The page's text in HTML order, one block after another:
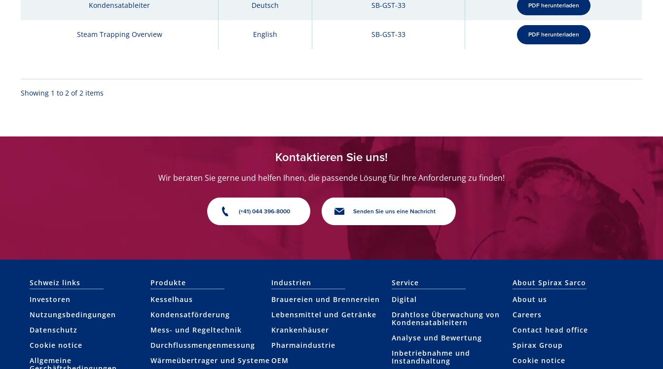
Kondensatableiter Deutsch SB-GST-33 PDF herunterladen
Steam Trapping Overview English SB-GST-33 PDF herunterladen
Showing 1 to 2 of 2 items
Kontaktieren Sie uns!
Wir beraten Sie gerne und helfen Ihnen, die passende Lösung für Ihre Anforderung zu finden!
(+41) 044 396-8000 Senden Sie uns eine Nachricht
Schweiz links
Investoren
Nutzungsbedingungen
Datenschutz
Cookie notice
Allgemeine
Produkte
Kesselhaus
Kondensat­förderung
Mess- und Regeltechnik
Durchfluss­mengen­messung
Wärme­übertrager und Systeme
Industrien
Brauereien und Brennereien
Lebensmittel und Getränke
Krankenhäuser
Pharma​industrie
OEM
Service
Digital
Drahtlose Überwachung von
Kondensatableitern
Analyse und Bewertung
Inbetriebnahme und
Instandhaltung
About Spirax Sarco
About us
Careers
Contact head office
Spirax Group
Cookie notice